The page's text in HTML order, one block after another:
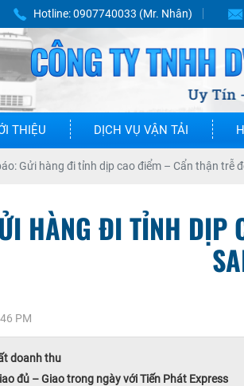
Hotline:0907740033 (Mr. Nhân)
THIỆU DỊCH VỤ VẬN TẢI
Gửi hàng đi tỉnh dịp cao điểm – Cẩn thận trễ
HÀNG ĐI TỈNH DỊP
PM
doanh thu
đủ – Giao trong ngày với Tiến Phát Express